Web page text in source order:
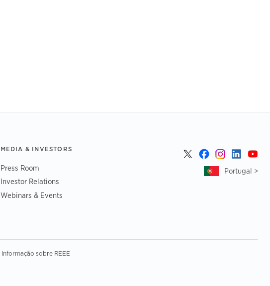
MEDIA & INVESTORS
Press Room
Investor Relations
Webinars & Events
Portugal >
Informação sobre REEE